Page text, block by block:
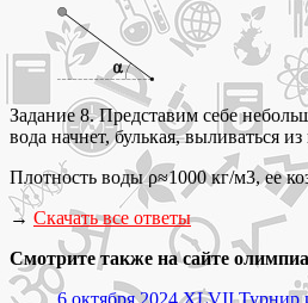
Задание 8. Представим себе
вода начнет, булькая, выливаться
Плотность воды ρ≈1000 кг/м3, ее
→ Скачать все ответы
Смотрите также на сайте
6 октября 2024 XLVII